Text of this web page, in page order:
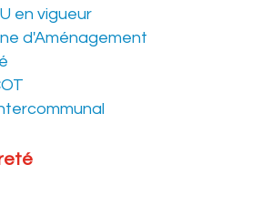
en vigueur
d'Aménagement